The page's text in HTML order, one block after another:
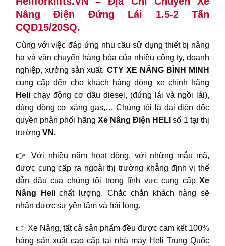
Nâng Điện Đứng Lái 1.5-2 Tấn
CQD15/20SQ.
Cùng với việc đáp ứng nhu cầu sử dụng thiết bị nâng
hạ và vận chuyển hàng hóa của nhiều công ty, doanh
nghiệp, xưởng sản xuất. CTY XE NÂNG BÌNH MINH
cung cấp đến cho khách hàng dòng xe chính hãng
Heli chạy động cơ dầu diesel, (đứng lái và ngồi lái),
dùng động cơ xăng gas,… Chúng tôi là đại diện độc
quyền phân phối hãng Xe Nâng Điện HELIsố 1 tại thị
trường VN.
👉 Với nhiều năm hoạt động, với những mẫu mã,
được cung cấp ra ngoài thị trường khẳng định vị thế
dẫn đầu của chúng tôi trong lĩnh vực cung cấp Xe
Nâng Helichất lượng. Chắc chắn khách hàng sẽ
nhận được sự yên tâm và hài lòng.
👉 Xe Nâng, tất cả sản phẩm đều được cam kết 100%
hàng sản xuất cao cấp tại nhà máy Heli Trung Quốc